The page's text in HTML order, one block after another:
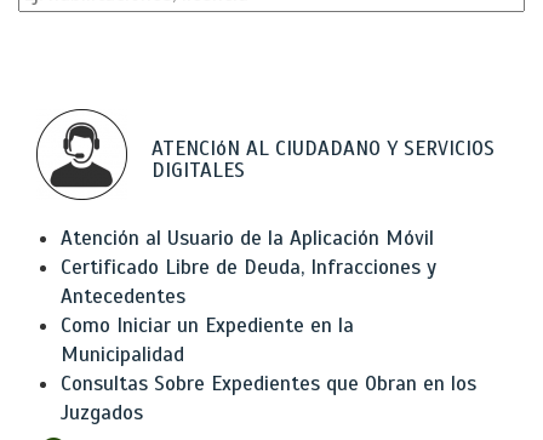
ATENCIóN AL CIUDADANO Y SERVICIOS
DIGITALES
Atención al Usuario de la Aplicación Móvil
Certificado Libre de Deuda, Infracciones y
Antecedentes
Como Iniciar un Expediente en la
Municipalidad
Consultas Sobre Expedientes que Obran en los
Juzgados